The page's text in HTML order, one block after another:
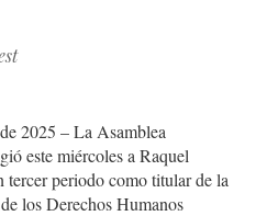
2025 – La Asamblea
este miércoles a Raquel
tercer periodo como titular de la
los Derechos Humanos